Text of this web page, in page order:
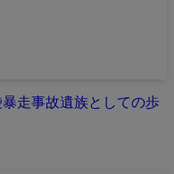
走事故遺族としての歩